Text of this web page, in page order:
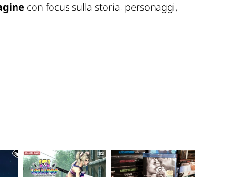
con focus sulla storia, personaggi,